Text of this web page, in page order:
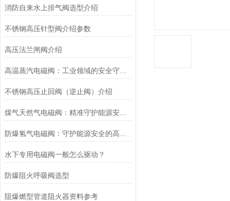
消防自来水上排气阀选型介绍
不锈钢高压针型阀介绍参数
高压法兰闸阀介绍
不锈钢高压止回阀（逆止阀）介绍
煤气天然气电磁阀：精准守护能源安全的“调控卫士”
水下专用电磁阀一般怎么驱动？
防爆阻火呼吸阀选型
阻爆燃型管道阻火器资料参考